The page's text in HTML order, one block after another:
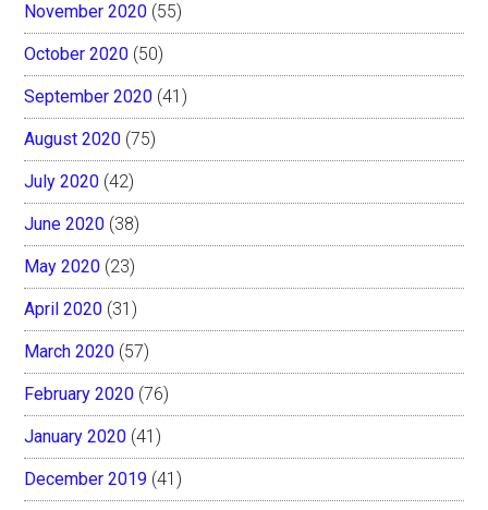
November 2020 (55)
October 2020 (50)
September 2020 (41)
August 2020 (75)
July 2020 (42)
June 2020 (38)
May 2020 (23)
April 2020 (31)
March 2020 (57)
February 2020 (76)
January 2020 (41)
December 2019 (41)